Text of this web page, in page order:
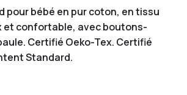
pour bébé en pur coton, en tissu
et confortable, avec boutons-
Certifié Oeko-Tex. Certifié
Standard.